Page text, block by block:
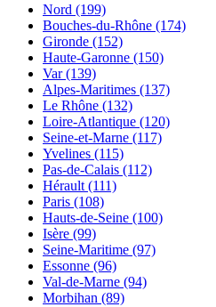
Nord (199)
Bouches-du-Rhône (174)
Gironde (152)
Haute-Garonne (150)
Var(139)
Alpes-Maritimes (137)
Le Rhône (132)
Loire-Atlantique (120)
Seine-et-Marne (117)
Yvelines (115)
Pas-de-Calais (112)
Hérault (111)
Paris (108)
Hauts-de-Seine (100)
Isère (99)
Seine-Maritime (97)
Essonne (96)
Val-de-Marne (94)
Morbihan (89)